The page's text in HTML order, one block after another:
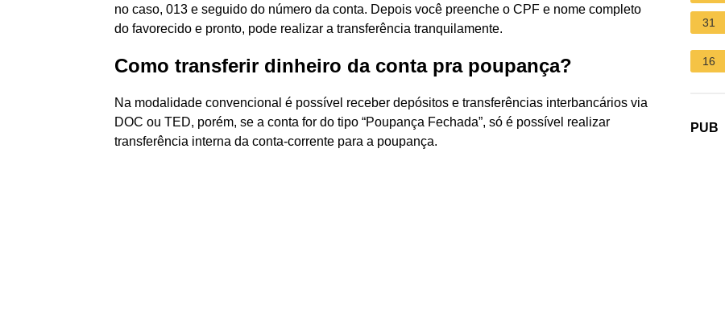
no caso, 013 e seguido do número da conta. Depois você preenche o CPF e nome completo
do favorecido e pronto, pode realizar a transferência tranquilamente.
Como transferir dinheiro da conta pra poupança?
Na modalidade convencional é possível receber depósitos e transferências interbancários via
DOC ou TED, porém, se a conta for do tipo “Poupança Fechada”, só é possível realizar
transferência interna da conta-corrente para a poupança.
31
16
PUB